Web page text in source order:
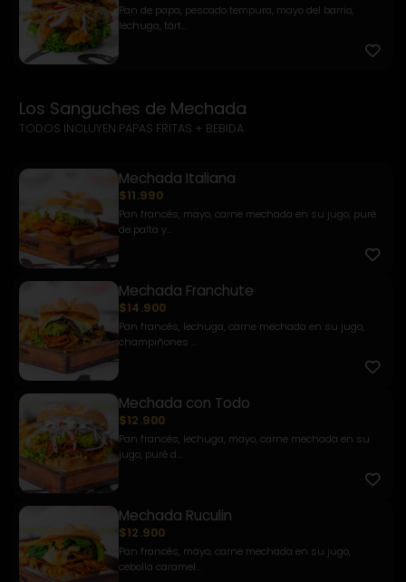
Pan de papa, pescado tempura, mayo del barrio,
lechuga, tárt...
Los Sanguches de Mechada
TODOS INCLUYEN PAPAS FRITAS + BEBIDA
Mechada Italiana
$11.990
Pan francés, mayo, carne mechada en su jugo, puré
de palta y...
Mechada Franchute
$14.900
Pan francés, lechuga, carne mechada en su jugo,
champiñones ...
Mechada con Todo
$12.900
Pan francés, lechuga, mayo, carne mechada en su
jugo, puré d...
Mechada Ruculin
$12.900
Pan francés, mayo, carne mechada en su jugo,
cebolla caramel...